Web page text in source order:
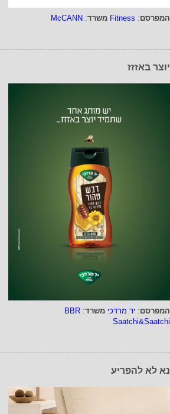
המפרסם:
Fitness משרד:
McCANN
יוצר באזזז
המפרסם: יד מרדכי משרד:
BBR
Saatchi&Saatchi
נא לא להפריע